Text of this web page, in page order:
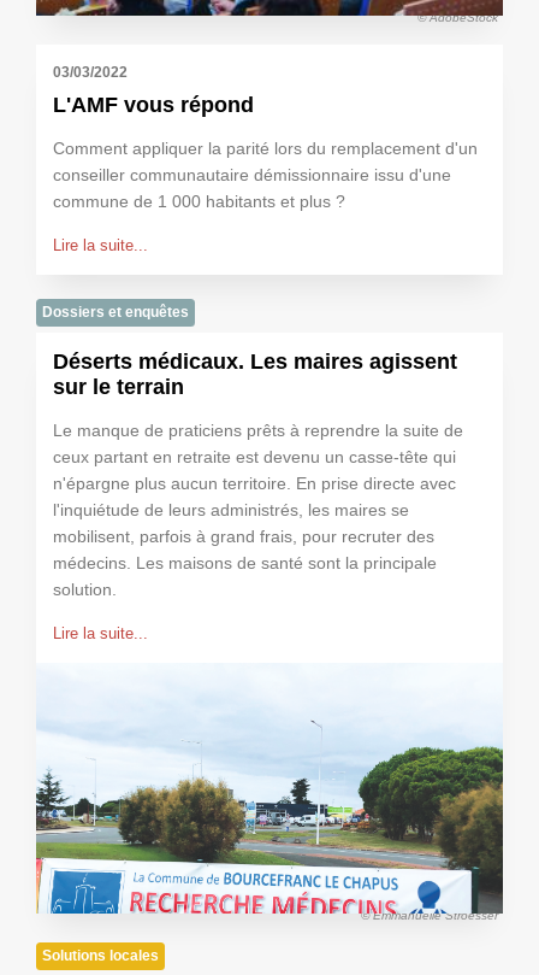
© AdobeStock
03/03/2022
L'AMF vous répond
Comment appliquer la parité lors du remplacement d'un
conseiller communautaire démissionnaire issu d'une
commune de 1 000 habitants et plus ?
Lire la suite...
Dossiers et enquêtes
Déserts médicaux. Les maires agissent
sur le terrain
Le manque de praticiens prêts à reprendre la suite de
ceux partant en retraite est devenu un casse-tête qui
n'épargne plus aucun territoire. En prise directe avec
l'inquiétude de leurs administrés, les maires se
mobilisent, parfois à grand frais, pour recruter des
médecins. Les maisons de santé sont la principale
solution.
Lire la suite...
© Emmanuelle Stroesser
Solutions locales